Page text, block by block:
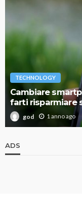
TECHNOLOGY
Cambiare
farti risparmiare
god 1 anno ago
ADS